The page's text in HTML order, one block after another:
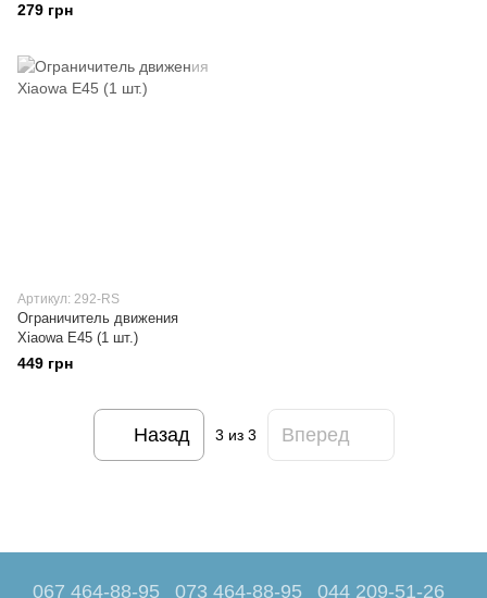
279 грн
Артикул: 292-RS
Ограничитель движения
Xiaowa E45 (1 шт.)
449 грн
Назад 3 из 3 Вперед
067 464-88-95 073 464-88-95 044 209-51-26